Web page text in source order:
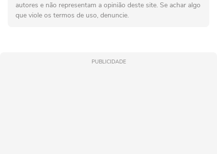
autores e não representam a opinião deste site. Se achar algo
que viole os termos de uso, denuncie.
PUBLICIDADE